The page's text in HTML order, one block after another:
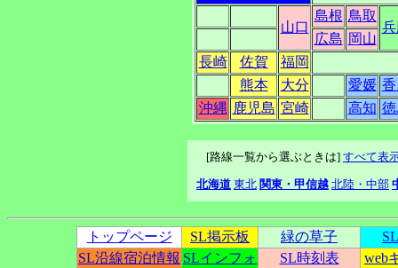
山口
島根 鳥取
広島 岡山
長崎
佐賀
福岡
熊本
大分 愛媛
沖縄 鹿児島 宮崎 高知
[路線一覧から選ぶときは] すべて表
北海道 東北 関東・甲信越 北陸・中部
トップページ SL掲示板 緑の草子
SL沿線宿泊情報 SLインフォ SL時刻表
web